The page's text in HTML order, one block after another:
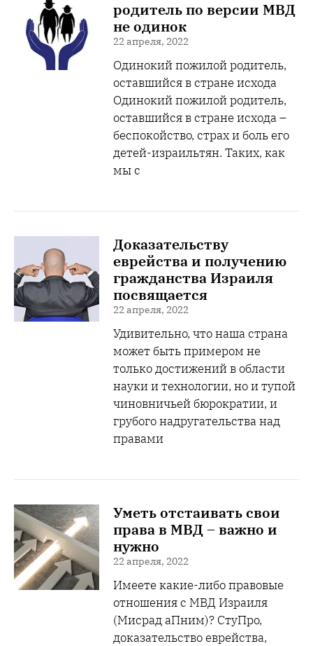
родитель по версии МВД
не одинок
22 апреля, 2022
Одинокий пожилой родитель,
оставшийся в стране исхода
Одинокий пожилой родитель,
оставшийся в стране исхода –
беспокойство, страх и боль его
детей-израильтян. Таких, как
мы с
Доказательству
еврейства и получению
гражданства Израиля
посвящается
22 апреля, 2022
Удивительно, что наша страна
может быть примером не
только достижений в области
науки и технологии, но и тупой
чиновничьей бюрократии, и
грубого надругательства над
правами
Уметь отстаивать свои
права в МВД – важно и
нужно
22 апреля, 2022
Имеете какие-либо правовые
отношения с МВД Израиля
(Мисрад аПним)? СтуПро,
доказательство еврейства,